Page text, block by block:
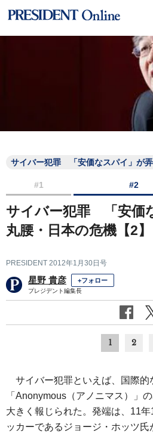
サイバー犯罪 「安価なスパイ」が
#1 #2
サイバー犯罪 「安価
丸腰・日本の危機【2】
PRESIDENT 2012年1月30日号
星野 貴彦 +フォロー
プレジデント編集長
1 2
サイバー犯罪といえば、国際的
「Anonymous（アノニマス）」
大きく報じられた。発端は、11
ッカーであるジョージ・ホッツ